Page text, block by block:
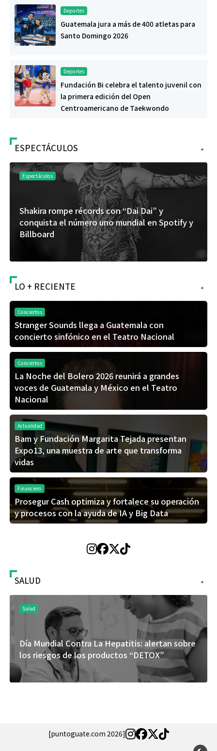
Deportes
Guatemala jura a más de 400 atletas para
Santo Domingo 2026
Deportes
Fundación Bi celebra el talento juvenil con
la primera edición del Open
Centroamericano de Taekwondo
+
ESPECTÁCULOS
Espectáculos
Shakira rompe récords con “Dai Dai” y
conquista el número uno mundial en Spotify y
Billboard
+
LO + RECIENTE
Conciertos
Stranger Sounds llega a Guatemala con
concierto sinfónico en el Teatro Nacional
Conciertos
La Noche del Bolero 2026 reunirá a grandes
voces de Guatemala y México en el Teatro
Nacional
Actualidad
Bam y Fundación Margarita Tejada presentan
Expo13, una muestra de arte que transforma
vidas
Financiero
Prosegur Cash optimiza y fortalece su operación
y procesos con la ayuda de IA y Big Data
+
SALUD
Salud
Día Mundial Contra La Hepatitis: alertan sobre
los riesgos de los productos “DETOX”
[puntoguate.com 2026]